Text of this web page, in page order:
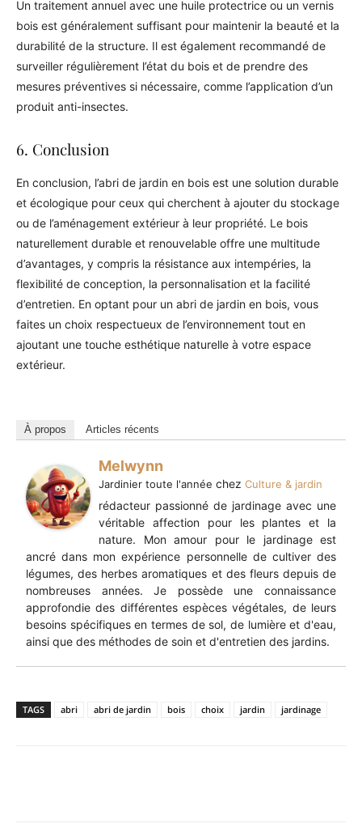
Un traitement annuel avec une huile protectrice ou un vernis
bois est généralement suffisant pour maintenir la beauté et la
durabilité de la structure. Il est également recommandé de
surveiller régulièrement l’état du bois et de prendre des
mesures préventives si nécessaire, comme l’application d’un
produit anti-insectes.
6. Conclusion
En conclusion, l’abri de jardin en bois est une solution durable
et écologique pour ceux qui cherchent à ajouter du stockage
ou de l’aménagement extérieur à leur propriété. Le bois
naturellement durable et renouvelable offre une multitude
d’avantages, y compris la résistance aux intempéries, la
flexibilité de conception, la personnalisation et la facilité
d’entretien. En optant pour un abri de jardin en bois, vous
faites un choix respectueux de l’environnement tout en
ajoutant une touche esthétique naturelle à votre espace
extérieur.
À propos Articles récents
Melwynn
Jardinier toute l'année chez Culture & jardin
rédacteur passionné de jardinage avec une
véritable affection pour les plantes et la
nature. Mon amour pour le jardinage est
ancré dans mon expérience personnelle de cultiver des
légumes, des herbes aromatiques et des fleurs depuis de
nombreuses années. Je possède une connaissance
approfondie des différentes espèces végétales, de leurs
besoins spécifiques en termes de sol, de lumière et d'eau,
ainsi que des méthodes de soin et d'entretien des jardins.
TAGS abri abri de jardin bois choix jardin jardinage